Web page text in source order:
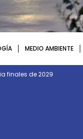
MEDIO AMBIENTE
finales de 2029